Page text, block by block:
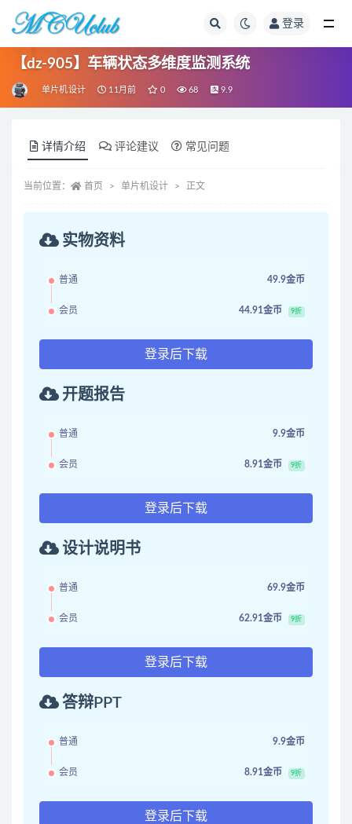
登录
【dz-905】车辆状态多维度监测系统
单片机设计 11月前 0 68 9.9
详情介绍 评论建议 常见问题
当前位置： 首页 单片机设计 正文
实物资料
普通 49.9金币
会员 44.91金币 9折
登录后下载
开题报告
普通 9.9金币
会员 8.91金币 9折
登录后下载
设计说明书
普通 69.9金币
会员 62.91金币 9折
登录后下载
答辩PPT
普通 9.9金币
会员 8.91金币 9折
登录后下载